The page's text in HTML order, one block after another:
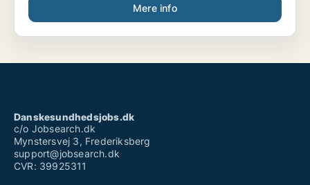
Mere info
Danskesundhedsjobs.dk
c/o Jobsearch.dk
Mynstersvej 3, Frederiksberg
support@jobsearch.dk
CVR: 39925311